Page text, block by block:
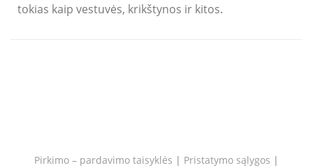
tokias kaip vestuvės, krikštynos ir kitos.
Pirkimo – pardavimo taisyklės | Pristatymo sąlygos |